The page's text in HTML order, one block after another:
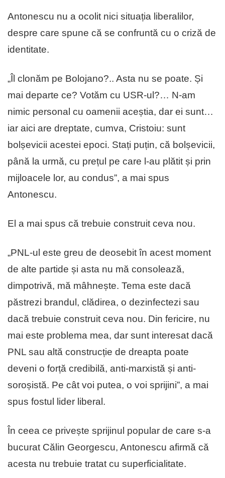
Antonescu nu a ocolit nici situația liberalilor,
despre care spune că se confruntă cu o criză de
identitate.
„Îl clonăm pe Bolojano?.. Asta nu se poate. Și
mai departe ce? Votăm cu USR-ul?… N-am
nimic personal cu oamenii aceștia, dar ei sunt…
iar aici are dreptate, cumva, Cristoiu: sunt
bolșevicii acestei epoci. Stați puțin, că bolșevicii,
până la urmă, cu prețul pe care l-au plătit și prin
mijloacele lor, au condus”, a mai spus
Antonescu.
El a mai spus că trebuie construit ceva nou.
„PNL-ul este greu de deosebit în acest moment
de alte partide și asta nu mă consolează,
dimpotrivă, mă mâhnește. Tema este dacă
păstrezi brandul, clădirea, o dezinfectezi sau
dacă trebuie construit ceva nou. Din fericire, nu
mai este problema mea, dar sunt interesat dacă
PNL sau altă construcție de dreapta poate
deveni o forță credibilă, anti-marxistă și anti-
soroșistă. Pe cât voi putea, o voi sprijini”, a mai
spus fostul lider liberal.
În ceea ce privește sprijinul popular de care s-a
bucurat Călin Georgescu, Antonescu afirmă că
acesta nu trebuie tratat cu superficialitate.